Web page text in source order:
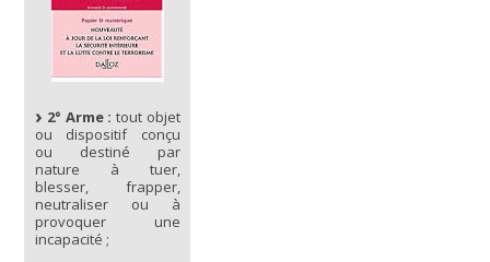
2° Arme : tout objet
ou dispositif conçu
ou destiné par
nature à tuer,
blesser, frapper,
neutraliser ou à
provoquer une
incapacité ;